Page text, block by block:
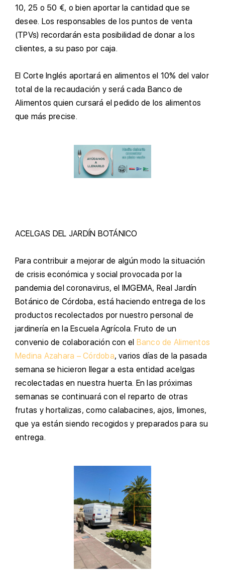
10, 25 o 50 €, o bien aportar la cantidad que se
desee. Los responsables de los puntos de venta
(TPVs) recordarán esta posibilidad de donar a los
clientes, a su paso por caja.
El Corte Inglés aportará en alimentos el 10% del valor
total de la recaudación y será cada Banco de
Alimentos quien cursará el pedido de los alimentos
que más precise.
ACELGAS DEL JARDÍN BOTÁNICO
Para contribuir a mejorar de algún modo la situación
de crisis económica y social provocada por la
pandemia del coronavirus, el IMGEMA, Real Jardín
Botánico de Córdoba, está haciendo entrega de los
productos recolectados por nuestro personal de
jardinería en la Escuela Agrícola. Fruto de un
convenio de colaboración con el Banco de Alimentos
Medina Azahara – Córdoba, varios días de la pasada
semana se hicieron llegar a esta entidad acelgas
recolectadas en nuestra huerta. En las próximas
semanas se continuará con el reparto de otras
frutas y hortalizas, como calabacines, ajos, limones,
que ya están siendo recogidos y preparados para su
entrega.